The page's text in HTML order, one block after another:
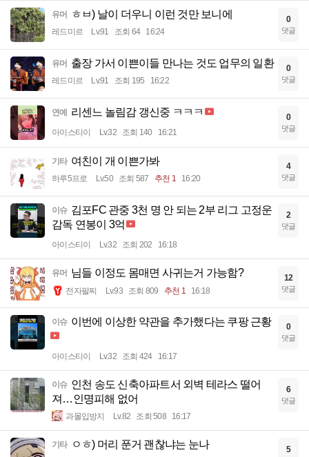
유머 ㅎㅂ) 날이 더우니 이런 것만 보니에
레드미르 Lv.91 조회 64 16:24
0
댓글
유머 출장 가서 이쁜이들 만나는 것도 업무의 일환
레드미르 Lv.91 조회 195 16:22
0
댓글
연예 리센느 놀림감 갱신중 ㅋㅋㅋ
아이스티이 Lv.32 조회 140 16:21
0
댓글
기타 여친이 개 이쁜가봐
하루5프로 Lv.50 조회 587 추천 1 16:20
4
댓글
이슈 김포FC 관중 3천 명 안 되는 2부 리그 고정운
감독 연봉이 3억
아이스티이 Lv.32 조회 202 16:18
2
댓글
유머 님들 이정도 몸매면 사귀는거 가능함?
전자팔찌 Lv.93 조회 809 추천 1 16:18
12
댓글
이슈 이번에 이상한 약관을 추가했다는 쿠팡 근황
아이스티이 Lv.32 조회 424 16:17
0
댓글
이슈 인천 송도 신축아파트서 외벽 테라스 떨어
져…인명피해 없어
과몰입방지 Lv.82 조회 508 16:17
6
댓글
기타 ㅇㅎ) 머리 푼거 괜찮냐는 눈나 5